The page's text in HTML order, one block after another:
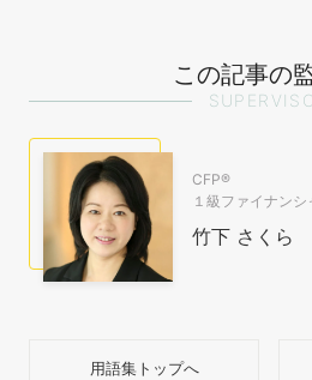
この記事の
竹下 さくら
CFP®
１級ファイナン
用語集トップへ